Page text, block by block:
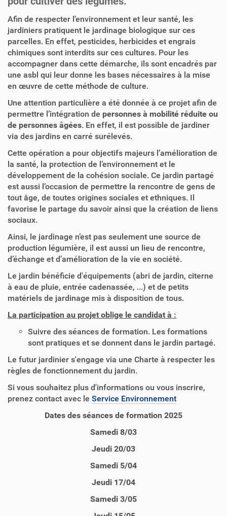
Afin de respecter l’environnement et leur santé, les
jardiniers pratiquent le jardinage biologique sur ces
parcelles. En effet, pesticides, herbicides et engrais
chimiques sont interdits sur ces cultures. Pour les
accompagner dans cette démarche, ils sont encadrés par
une asbl qui leur donne les bases nécessaires à la mise
en œuvre de cette méthode de culture.
Une attention particulière a été donnée à ce projet afin de
permettre l’intégration de personnes à mobilité réduite ou
de personnes âgées. En effet, il est possible de jardiner
via des jardins en carré surélevés.
Cette opération a pour objectifs majeurs l’amélioration de
la santé, la protection de l’environnement et le
développement de la cohésion sociale. Ce jardin partagé
est aussi l’occasion de permettre la rencontre de gens de
tout âge, de toutes origines sociales et ethniques. Il
favorise le partage du savoir ainsi que la création de liens
sociaux.
Ainsi, le jardinage n’est pas seulement une source de
production légumière, il est aussi un lieu de rencontre,
d’échange et d’amélioration de la vie en société.
Le jardin bénéficie d'équipements (abri de jardin, citerne
à eau de pluie, entrée cadenassée, ...) et de petits
matériels de jardinage mis à disposition de tous.
La participation au projet oblige le candidat à :
Suivre des séances de formation. Les formations
sont pratiques et se donnent dans le jardin partagé.
Le futur jardinier s'engage via une Charte à respecter les
règles de fonctionnement du jardin.
Si vous souhaitez plus d'informations ou vous inscrire,
prenez contact avec le Service Environnement
Dates des séances de formation 2025
Samedi 8/03
Jeudi 20/03
Samedi 5/04
Jeudi 17/04
Samedi 3/05